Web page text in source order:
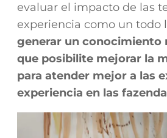
evaluar el impacto de las
experiencia como un todo
generar un conocimiento
que posibilite mejorar la
para atender mejor a las
experiencia en las